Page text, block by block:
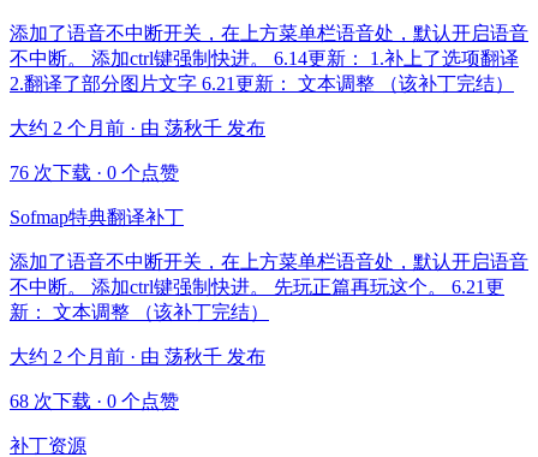
添加了语音不中断开关，在上方菜单栏语音处，默认开启语音
不中断。 添加ctrl键强制快进。 6.14更新： 1.补上了选项翻译
2.翻译了部分图片文字 6.21更新： 文本调整 （该补丁完结）
大约 2 个月前 · 由 荡秋千 发布
76 次下载 · 0 个点赞
Sofmap特典翻译补丁
添加了语音不中断开关，在上方菜单栏语音处，默认开启语音
不中断。 添加ctrl键强制快进。 先玩正篇再玩这个。 6.21更
新： 文本调整 （该补丁完结）
大约 2 个月前 · 由 荡秋千 发布
68 次下载 · 0 个点赞
补丁资源